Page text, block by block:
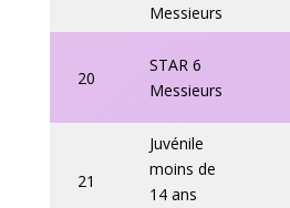
Messieurs
20
STAR 6
Messieurs
21
Juvénile
moins de
14 ans